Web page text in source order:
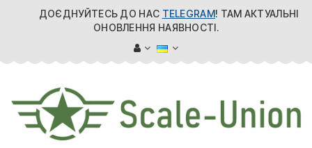
ДОЄДНУЙТЕСЬ ДО НАС TELEGRAM! ТАМ АКТУАЛЬНІ
ОНОВЛЕННЯ НАЯВНОСТІ.